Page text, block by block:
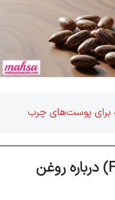
پرسش و پاسخ متداول (FAQ) درباره روغن